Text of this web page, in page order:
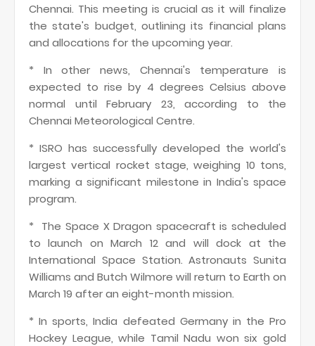
Chennai. This meeting is crucial as it will finalize
the state's budget, outlining its financial plans
and allocations for the upcoming year.
* In other news, Chennai's temperature is
expected to rise by 4 degrees Celsius above
normal until February 23, according to the
Chennai Meteorological Centre.
* ISRO has successfully developed the world's
largest vertical rocket stage, weighing 10 tons,
marking a significant milestone in India's space
program.
* The Space X Dragon spacecraft is scheduled
to launch on March 12 and will dock at the
International Space Station. Astronauts Sunita
Williams and Butch Wilmore will return to Earth on
March 19 after an eight-month mission.
* In sports, India defeated Germany in the Pro
Hockey League, while Tamil Nadu won six gold